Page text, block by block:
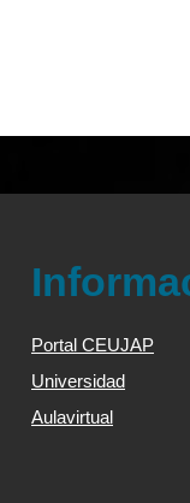
Portal CEUJAP
Universidad
Aulavirtual